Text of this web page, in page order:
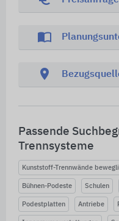
import_contacts
location_on
Passende
Trennsysteme
Kunststoff-Trennwände
Bühnen-Podeste Schulen
Podestplatten Antriebe